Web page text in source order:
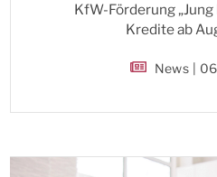
KfW-Förderung
Kredite ab
News |